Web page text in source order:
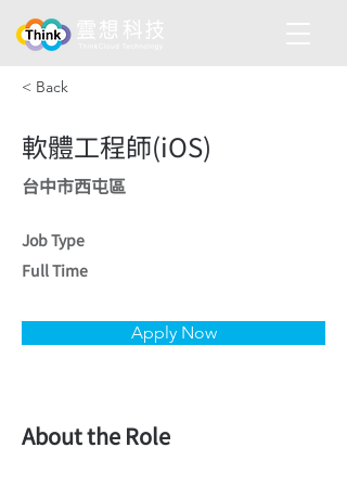
< Back
軟體工程師(iOS)
台中市西屯區
Job Type
Full Time
Apply Now
About the Role